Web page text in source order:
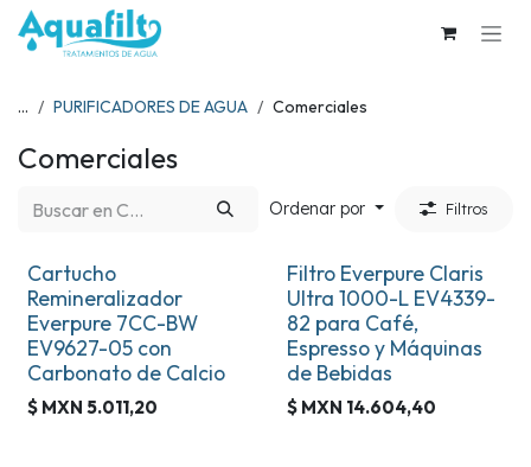
Ir al contenido
... PURIFICADORES DE AGUA Comerciales
Comerciales
Ordenar por Filtros
Cartucho
Remineralizador
Everpure 7CC-BW
EV9627-05 con
Carbonato de Calcio
$ MXN 5.011,20
Filtro Everpure Claris
Ultra 1000-L EV4339-
82 para Café,
Espresso y Máquinas
de Bebidas
$ MXN 14.604,40